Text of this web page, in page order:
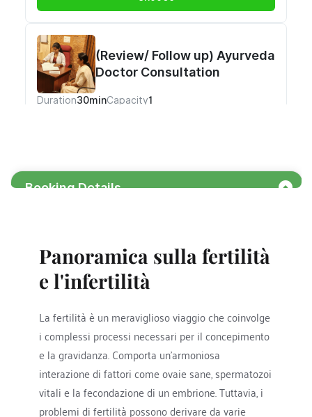
Panoramica sulla fertilità
e l'infertilità
La fertilità è un meraviglioso viaggio che coinvolge
i complessi processi necessari per il concepimento
e la gravidanza. Comporta un'armoniosa
interazione di fattori come ovaie sane, spermatozoi
vitali e la fecondazione di un embrione. Tuttavia, i
problemi di fertilità possono derivare da varie